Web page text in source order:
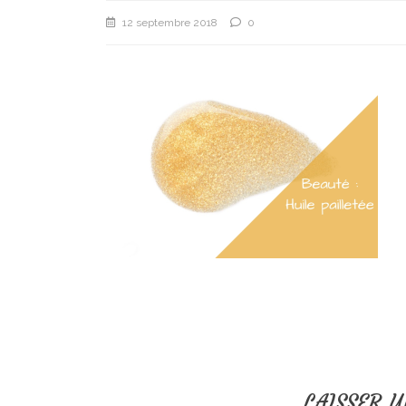
12 septembre 2018 0